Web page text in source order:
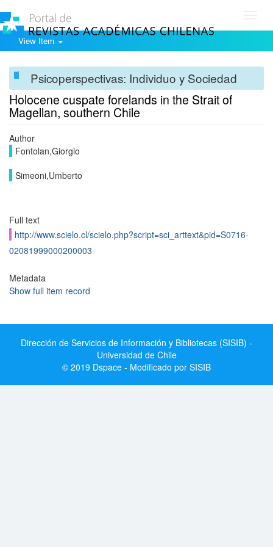
View Item
Psicoperspectivas: Individuo y Sociedad
Holocene cuspate forelands in the Strait of
Magellan, southern Chile
Author
Fontolan,Giorgio
Simeoni,Umberto
Full text
http://www.scielo.cl/scielo.php?script=sci_arttext&pid=S0716-
02081999000200003
Metadata
Show full item record
Dirección de Servicios de Información y Bibliotecas (SISIB) -
Universidad de Chile
© 2019 Dspace - Modificado por SISIB